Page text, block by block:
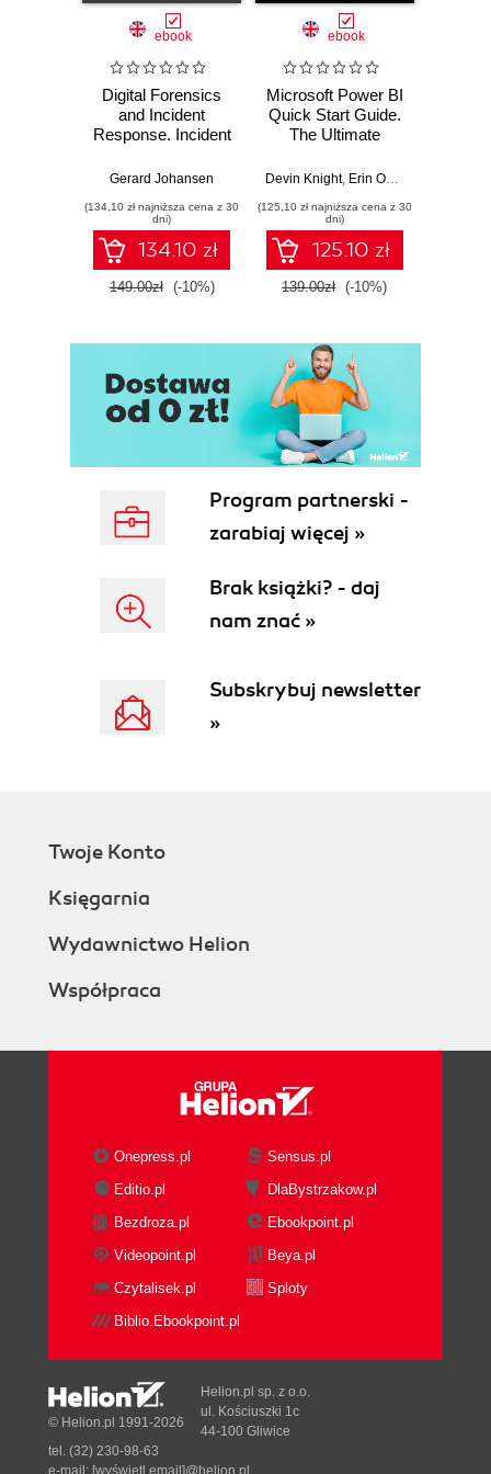
ebook
Digital Forensics
and Incident
Response. Incident
and techniques for
threat response -
Fourth Edition
Gerard Johansen
(134,10 zł najniższa cena z 30
dni)
134.10 zł
149.00zł (-10%)
ebook
Microsoft Power BI
Quick Start Guide.
The Ultimate
to Power BI, Data
Tools, and
Microsoft Fabric -
Fourth Edition
Devin Knight, Erin Ostrowsky
(125,10 zł najniższa cena z 30
dni)
125.10 zł
139.00zł (-10%)
Program partnerski -
zarabiaj więcej »
Brak książki? - daj
nam znać »
Subskrybuj newsletter
»
Twoje Konto
Księgarnia
Wydawnictwo Helion
Współpraca
Onepress.pl
Sensus.pl
Editio.pl
DlaBystrzakow.pl
Bezdroza.pl
Ebookpoint.pl
Videopoint.pl
Beya.pl
Czytalisek.pl
Sploty
Biblio.Ebookpoint.pl
© Helion.pl 1991-2026
Helion.pl sp. z o.o.
ul. Kościuszki 1c
44-100 Gliwice
tel. (32) 230-98-63
e-mail: [wyświetl email]@helion.pl